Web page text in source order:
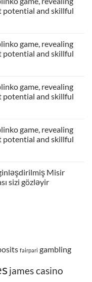
potential and skillful
game, revealing
potential and skillful
game, revealing
potential and skillful
game, revealing
potential and skillful
Misir
sizi gözləyir
fairpari gambling
james casino